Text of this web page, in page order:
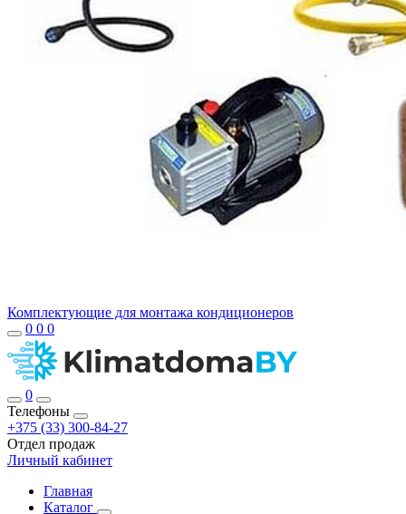
Комплектующие для монтажа кондиционеров
0 0 0
0
Телефоны
+375 (33) 300-84-27
Отдел продаж
Личный кабинет
Главная
Каталог